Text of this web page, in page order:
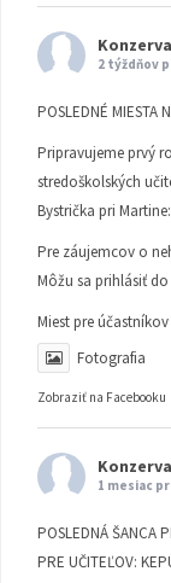
2 týždňov
POSLEDNÉ MIESTA
Pripravujeme prvý
stredoškolských
Bystrička pri Martine:
Pre záujemcov o
Môžu sa prihlásiť
Miest pre
Fotografia
Zobraziť na Facebooku
1 mesiac
POSLEDNÁ ŠANCA
PRE UČITEĽOV: